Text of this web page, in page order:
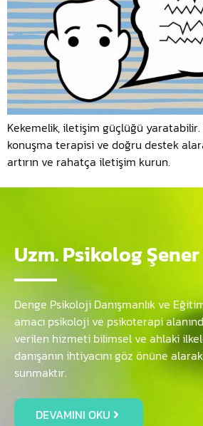
Kekemelik, iletişim güçlüğü
konuşma terapisi ve doğru destek
artırın ve rahatça iletişim kurun.
Uzm. Psikolog Şener
Denge Psikoloji Danışmanlık ve
amacı psikoloji ve psikoterapi
verilen hizmeti bilimsel ve ahlaki
danışanın ihtiyacını göz önüne
sunmaktır.
DEVAMINI OKU